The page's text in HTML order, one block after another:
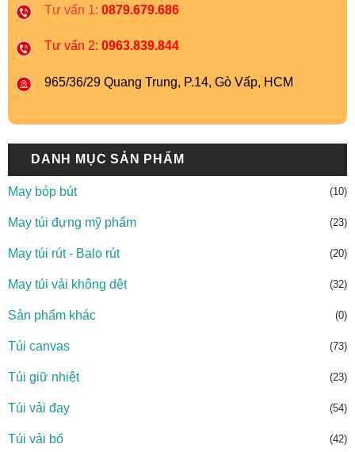
Tư vấn 1: 0879.679.686
Tư vấn 2: 0963.839.844
965/36/29 Quang Trung, P.14, Gò Vấp, HCM
DANH MỤC SẢN PHẨM
May bóp bút (10)
May túi đựng mỹ phẩm (23)
May túi rút - Balo rút (20)
May túi vải không dệt (32)
Sản phẩm khác (0)
Túi canvas (73)
Túi giữ nhiệt (23)
Túi vải đay (54)
Túi vải bố (42)